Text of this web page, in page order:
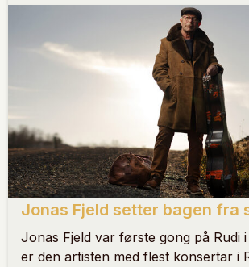
Jonas Fjeld setter bagen fra
Jonas Fjeld var første gong på Rudi
er den artisten med flest konsertar i